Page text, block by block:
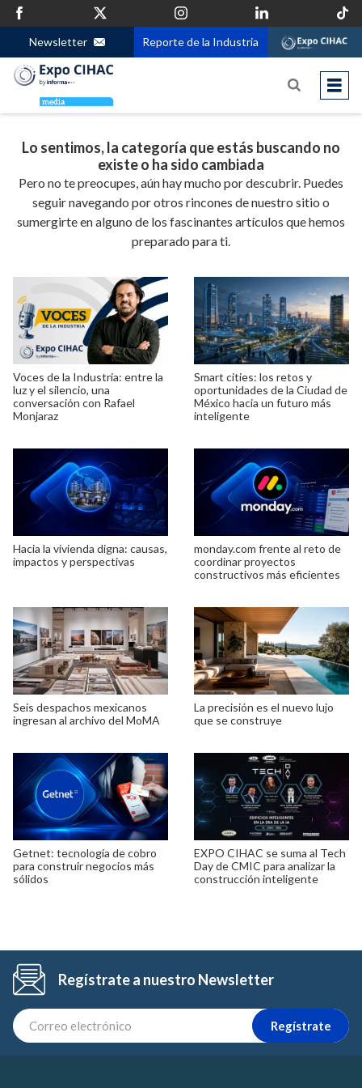
Newsletter Reporte de la Industria
Lo sentimos, la categoría que estás buscando no
existe o ha sido cambiada
Pero no te preocupes, aún hay mucho por descubrir. Puedes
seguir navegando por otros rincones de nuestro sitio o
sumergirte en alguno de los fascinantes artículos que hemos
preparado para ti.
Voces de la Industria: entre la
luz y el silencio, una
conversación con Rafael
Monjaraz
Smart cities: los retos y
oportunidades de la Ciudad de
México hacia un futuro más
inteligente
Hacia la vivienda digna: causas,
impactos y perspectivas
monday.com frente al reto de
coordinar proyectos
constructivos más eficientes
Seis despachos mexicanos
ingresan al archivo del MoMA
La precisión es el nuevo lujo
que se construye
Getnet: tecnología de cobro
para construir negocios más
sólidos
EXPO CIHAC se suma al Tech
Day de CMIC para analizar la
construcción inteligente
Regístrate a nuestro Newsletter
Regístrate